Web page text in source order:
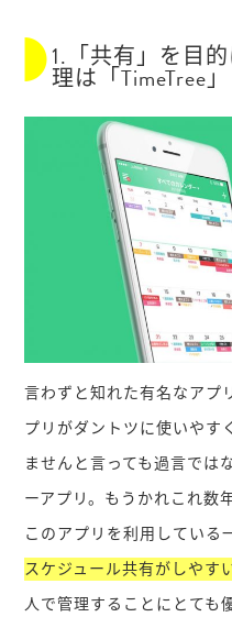
1.「共有」を目
理は「TimeTree」
言わずと知れた有名なアプ
プリがダントツに使いやす
ませんと言っても過言では
ーアプリ。もうかれこれ数
このアプリを利用している
スケジュール共有がしやす
人で管理することにとても